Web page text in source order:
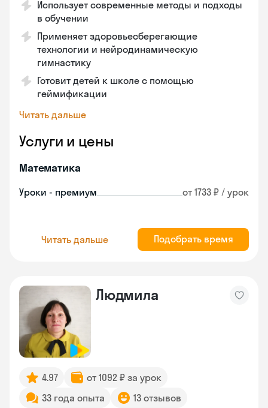
Использует современные методы и подходы
в обучении
Применяет здоровьесберегающие
технологии и нейродинамическую
гимнастику
Готовит детей к школе с помощью
геймификации
Читать дальше
Услуги и цены
Математика
Уроки - премиум от 1733 ₽ / урок
Читать дальше Подобрать время
Людмила
4.97
от 1092 ₽ за урок
33 года опыта
13 отзывов